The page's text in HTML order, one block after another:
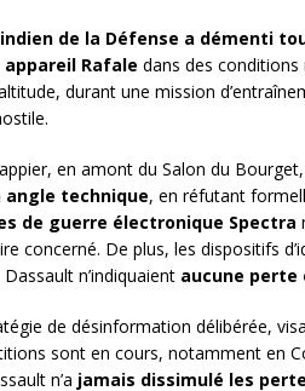
de la Défense a démenti
appareil Rafale dans des conditions
durant une mission
en amont du Salon du
angle technique, en réfutant
de guerre électronique Spectra
concerné. De plus, les dispositifs
n’indiquaient aucune perte
de désinformation délibérée,
sont en cours, notamment en
n’a jamais dissimulé les